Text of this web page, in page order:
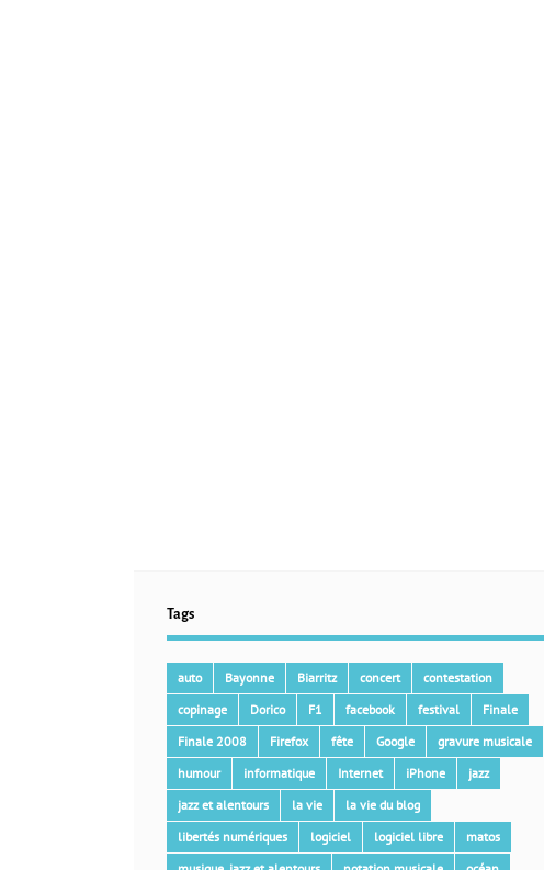
Tags
auto Bayonne Biarritz concert
contestation
copinage
Dorico F1 facebook festival
Finale
Finale 2008
Firefox fête Google
gravure musicale
humour
informatique Internet iPhone
jazz
jazz et alentours
la vie
la vie du blog
libertés numériques
logiciel logiciel libre
matos